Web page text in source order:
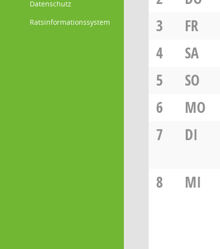
Datenschutz
Ratsinformationssystem
3
FR
4
SA
5
SO
6
MO
7
DI
8 MI